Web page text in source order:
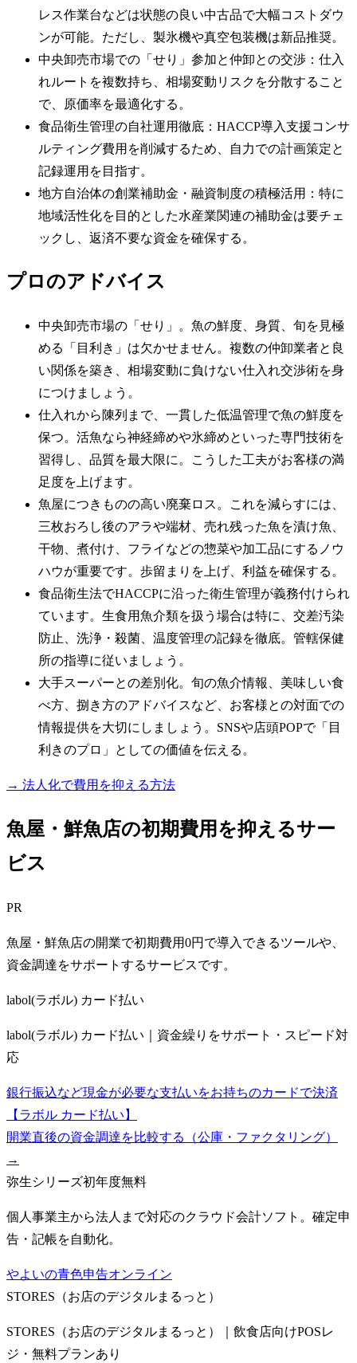
レス作業台などは状態の良い中古品で大幅コストダウ
ンが可能。ただし、製氷機や真空包装機は新品推奨。
中央卸売市場での「せり」参加と仲卸との交渉：仕入
れルートを複数持ち、相場変動リスクを分散すること
で、原価率を最適化する。
食品衛生管理の自社運用徹底：HACCP導入支援コンサ
ルティング費用を削減するため、自力での計画策定と
記録運用を目指す。
地方自治体の創業補助金・融資制度の積極活用：特に
地域活性化を目的とした水産業関連の補助金は要チェ
ックし、返済不要な資金を確保する。
プロのアドバイス
中央卸売市場の「せり」。魚の鮮度、身質、旬を見極
める「目利き」は欠かせません。複数の仲卸業者と良
い関係を築き、相場変動に負けない仕入れ交渉術を身
につけましょう。
仕入れから陳列まで、一貫した低温管理で魚の鮮度を
保つ。活魚なら神経締めや氷締めといった専門技術を
習得し、品質を最大限に。こうした工夫がお客様の満
足度を上げます。
魚屋につきものの高い廃棄ロス。これを減らすには、
三枚おろし後のアラや端材、売れ残った魚を漬け魚、
干物、煮付け、フライなどの惣菜や加工品にするノウ
ハウが重要です。歩留まりを上げ、利益を確保する。
食品衛生法でHACCPに沿った衛生管理が義務付けられ
ています。生食用魚介類を扱う場合は特に、交差汚染
防止、洗浄・殺菌、温度管理の記録を徹底。管轄保健
所の指導に従いましょう。
大手スーパーとの差別化。旬の魚介情報、美味しい食
べ方、捌き方のアドバイスなど、お客様との対面での
情報提供を大切にしましょう。SNSや店頭POPで「目
利きのプロ」としての価値を伝える。
→ 法人化で費用を抑える方法
魚屋・鮮魚店の初期費用を抑えるサー
ビス
PR
魚屋・鮮魚店の開業で初期費用0円で導入できるツールや、
資金調達をサポートするサービスです。
labol(ラボル) カード払い
labol(ラボル) カード払い｜資金繰りをサポート・スピード対
応
銀行振込など現金が必要な支払いをお持ちのカードで決済
【ラボル カード払い】
開業直後の資金調達を比較する（公庫・ファクタリング）
→
弥生シリーズ初年度無料
個人事業主から法人まで対応のクラウド会計ソフト。確定申
告・記帳を自動化。
やよいの青色申告オンライン
STORES（お店のデジタルまるっと）
STORES（お店のデジタルまるっと）｜飲食店向けPOSレ
ジ・無料プランあり